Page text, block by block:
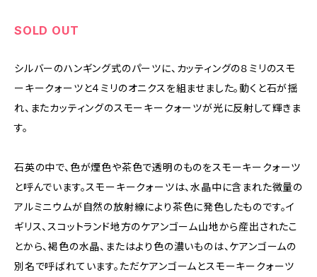
SOLD OUT
シルバーのハンギング式のパーツに、カッティングの８ミリのスモ
ーキークォーツと４ミリのオニクスを組ませました。動くと石が揺
れ、またカッティングのスモーキークォーツが光に反射して輝きま
す。
石英の中で、色が煙色や茶色で透明のものをスモーキークォーツ
と呼んでいます。スモーキークォーツは、水晶中に含まれた微量の
アルミニウムが自然の放射線により茶色に発色したものです。イ
ギリス、スコットランド地方のケアンゴーム山地から産出されたこ
とから、褐色の水晶、またはより色の濃いものは、ケアンゴームの
別名で呼ばれています。ただケアンゴームとスモーキークォーツ